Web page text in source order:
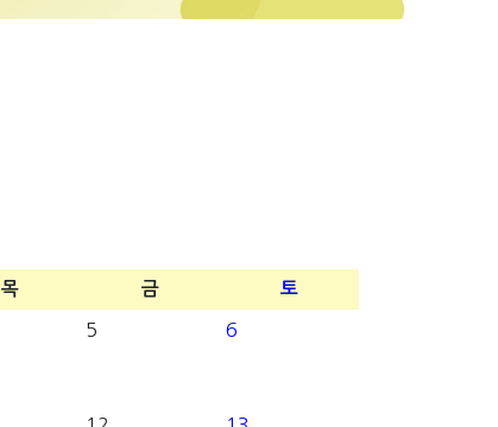
목 금 토
5 6